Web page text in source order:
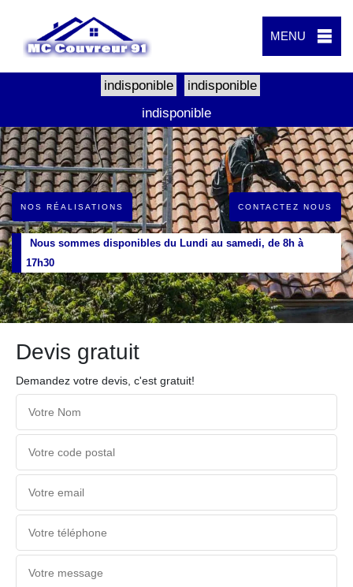
MENU
indisponible
indisponible
indisponible
NOS RÉALISATIONS CONTACTEZ NOUS
Nous sommes disponibles du Lundi au samedi, de 8h à
17h30
Devis gratuit
Demandez votre devis, c'est gratuit!